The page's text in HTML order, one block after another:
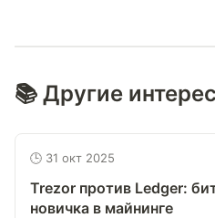
📚 Другие
🕒 31 окт 2025
Trezor против Ledger:
новичка в майнинге